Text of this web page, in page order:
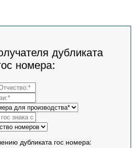
дубликата
номера:
дубликата гос номера: